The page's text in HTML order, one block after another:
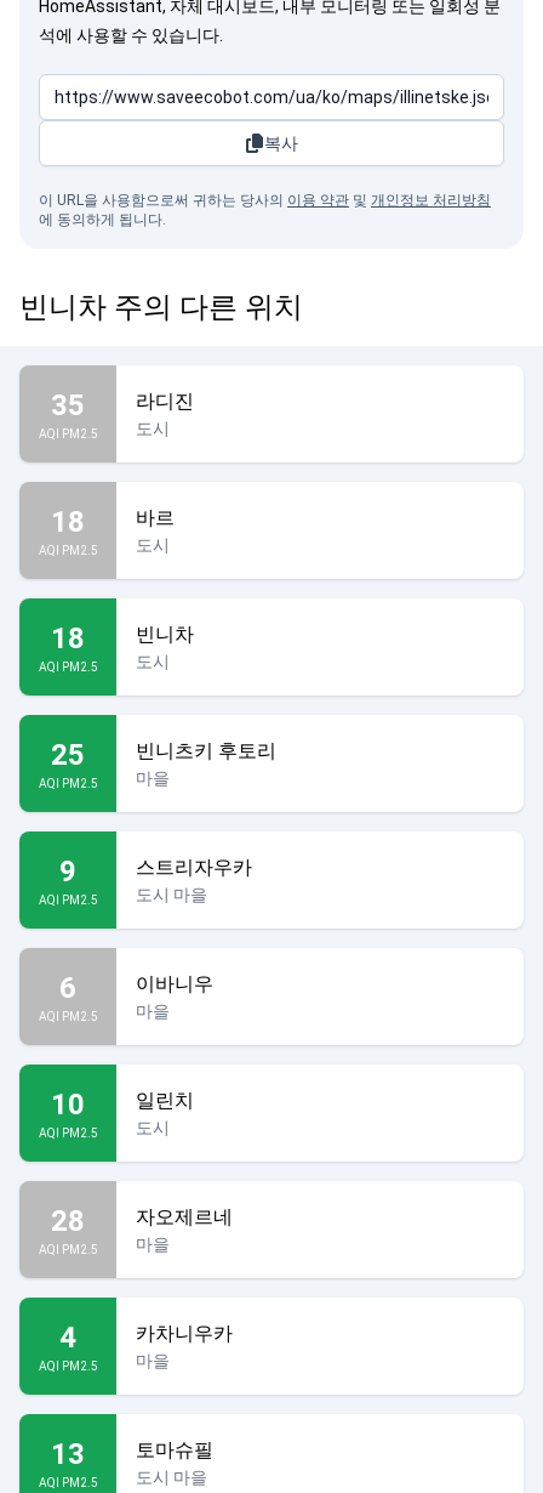
HomeAssistant, 자체 대시보드, 내부 모니터링 또는 일회성 분
석에 사용할 수 있습니다.
복사
이 URL을 사용함으로써 귀하는 당사의 이용 약관 및 개인정보 처리방침
에 동의하게 됩니다.
빈니차 주의 다른 위치
35
AQI PM2.5
라디진
도시
18
AQI PM2.5
바르
도시
18
AQI PM2.5
빈니차
도시
25
AQI PM2.5
빈니츠키 후토리
마을
9
AQI PM2.5
스트리자우카
도시 마을
6
AQI PM2.5
이바니우
마을
10
AQI PM2.5
일린치
도시
28
AQI PM2.5
자오제르네
마을
4
AQI PM2.5
카차니우카
마을
13
AQI PM2.5
토마슈필
도시 마을